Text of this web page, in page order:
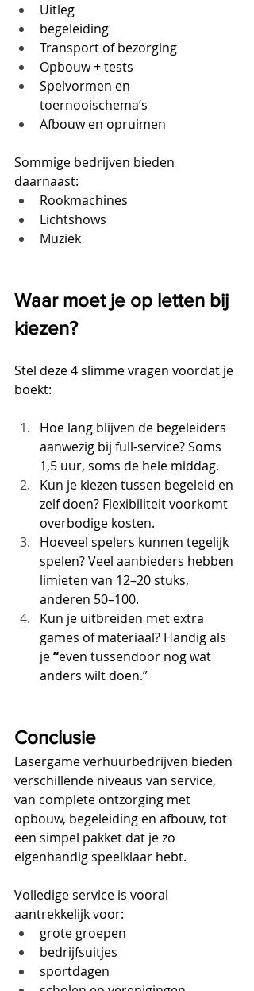
Uitleg
begeleiding
Transport of bezorging
Opbouw + tests
Spelvormen en
toernooischema’s
Afbouw en opruimen
Sommige bedrijven bieden
daarnaast:
Rookmachines
Lichtshows
Muziek
Waar moet je op letten bij
kiezen?
Stel deze 4 slimme vragen voordat je
boekt:
Hoe lang blijven de begeleiders
aanwezig bij full-service? Soms
1,5 uur, soms de hele middag.
Kun je kiezen tussen begeleid en
zelf doen? Flexibiliteit voorkomt
overbodige kosten.
Hoeveel spelers kunnen tegelijk
spelen? Veel aanbieders hebben
limieten van 12–20 stuks,
anderen 50–100.
Kun je uitbreiden met extra
games of materiaal? Handig als
je “even tussendoor nog wat
anders wilt doen.”
Conclusie
Lasergame verhuurbedrijven bieden
verschillende niveaus van service,
van complete ontzorging met
opbouw, begeleiding en afbouw, tot
een simpel pakket dat je zo
eigenhandig speelklaar hebt.
Volledige service is vooral
aantrekkelijk voor:
grote groepen
bedrijfsuitjes
sportdagen